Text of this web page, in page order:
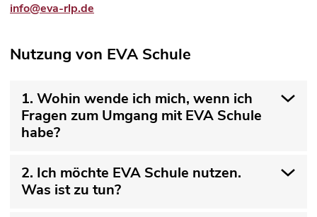
info@eva-rlp.de
Nutzung von EVA Schule
1. Wohin wende ich mich, wenn ich
Fragen zum Umgang mit EVA Schule
habe?
2. Ich möchte EVA Schule nutzen.
Was ist zu tun?